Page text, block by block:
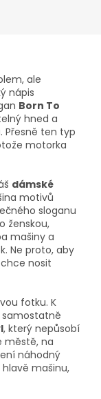
ale
nápis
Born To
hned a
Přesně ten typ
motorka
dámské
motivů
sloganu
ženskou,
mašiny a
Ne proto, aby
nosit
fotku. K
samostatně
, který nepůsobí
městě, na
náhodný
mašinu,